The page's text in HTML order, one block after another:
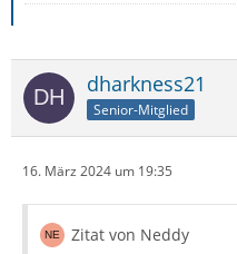
dharkness21
Senior-Mitglied
16. März 2024 um 19:35
Zitat von Neddy